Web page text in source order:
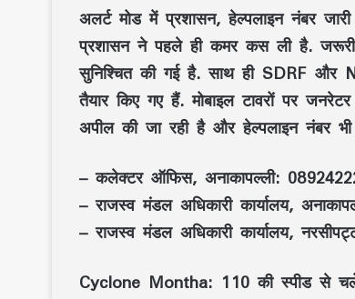
अलर्ट मोड में प्रशासन, हेल्पलाइन नंबर जारी
प्रशासन ने पहले ही कमर कस ली है.
सुनिश्चित की गई है. साथ ही SDRF
तैयार किए गए हैं. मोबाइल टावरों पर
अपील की जा रही है और हेल्पलाइन नंबर
– कलेक्टर ऑफिस, अनाकापल्ली:
– राजस्व मंडल अधिकारी कार्यालय,
– राजस्व मंडल अधिकारी कार्यालय,
Cyclone Montha: 110 की स्पीड से